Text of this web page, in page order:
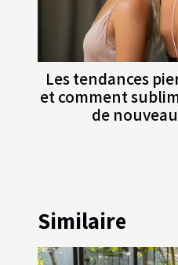
Les tendances
et comment
de
Similaire